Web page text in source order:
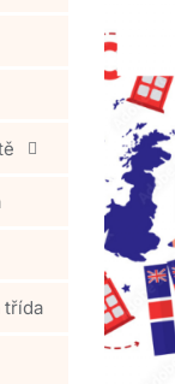
třída